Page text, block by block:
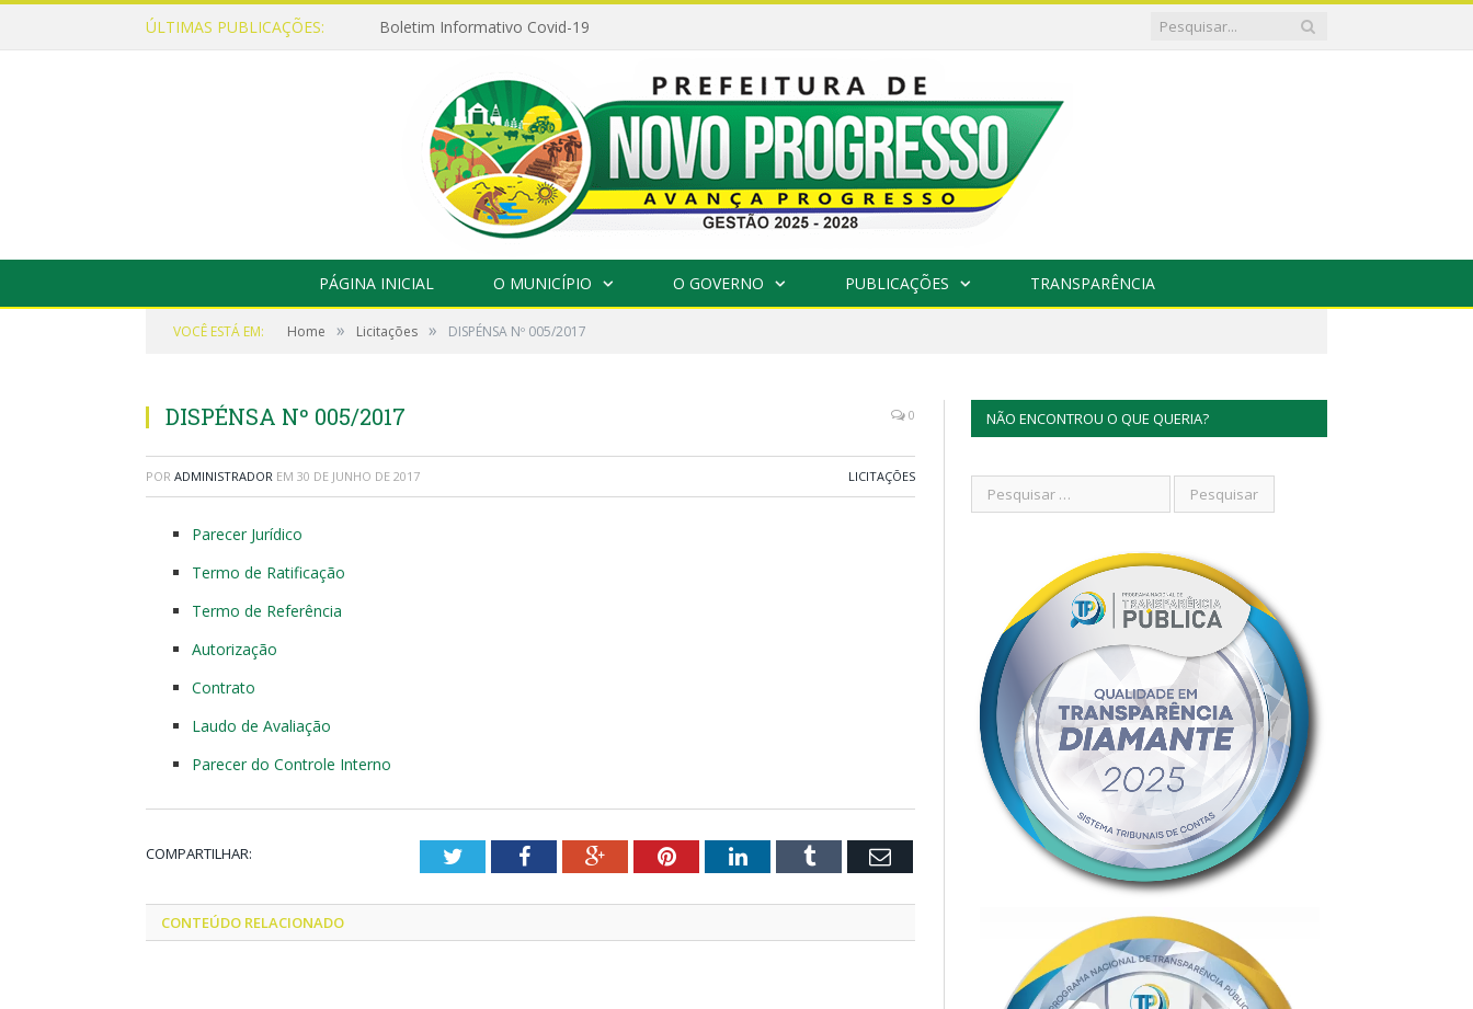
ÚLTIMAS PUBLICAÇÕES: Boletim Informativo Covid-19
PÁGINA INICIAL O MUNICÍPIO O GOVERNO PUBLICAÇÕES TRANSPARÊNCIA
VOCÊ ESTÁ EM: Home » Licitações » DISPÉNSA Nº 005/2017
DISPÉNSA Nº 005/2017 0
POR ADMINISTRADOR EM 30 DE JUNHO DE 2017 LICITAÇÕES
Parecer Jurídico
Termo de Ratificação
Termo de Referência
Autorização
Contrato
Laudo de Avaliação
Parecer do Controle Interno
COMPARTILHAR: TwitterFacebookGoogle+PinterestLinkedInTumblr Email
CONTEÚDO RELACIONADO
NÃO ENCONTROU O QUE QUERIA?